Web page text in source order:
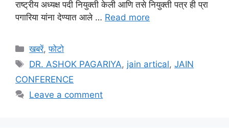
राष्ट्रीय अध्यक्ष पदी नियुक्ती केली आणि तसे नियुक्ती पत्र ही प्रा
पगारिया यांना देण्यात आले … Read more
Categories
खबरें,फोटो
Tags
DR. ASHOK PAGARIYA, jain artical,JAIN
CONFERENCE
Leave a comment